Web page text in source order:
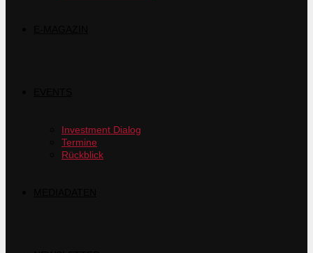
Investment Dialog
Termine
Rückblick